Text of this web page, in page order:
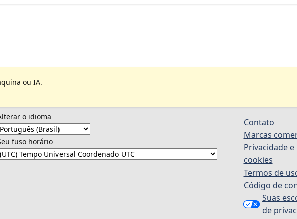
ou IA.
o idioma
fuso horário
Contato
Marcas
Privacidade e
cookies
Termos de
Código de
Suas
de